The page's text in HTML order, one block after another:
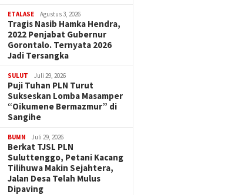
ETALASE Agustus 3, 2026
Tragis Nasib Hamka Hendra,
2022 Penjabat Gubernur
Gorontalo. Ternyata 2026
Jadi Tersangka
SULUT Juli 29, 2026
Puji Tuhan PLN Turut
Sukseskan Lomba Masamper
“Oikumene Bermazmur” di
Sangihe
BUMN Juli 29, 2026
Berkat TJSL PLN
Suluttenggo, Petani Kacang
Tilihuwa Makin Sejahtera,
Jalan Desa Telah Mulus
Dipaving